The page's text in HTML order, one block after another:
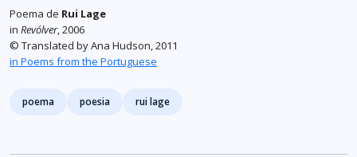
Poema de Rui Lage
in Revólver, 2006
© Translated by Ana Hudson, 2011
in Poems from the Portuguese
Tags
poema poesia rui lage